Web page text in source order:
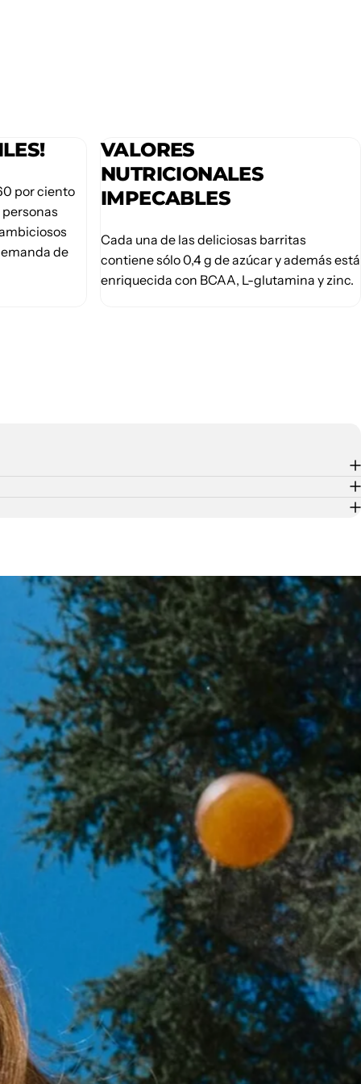
por ciento
de
VALORES
NUTRICIONALES
IMPECABLES
Cada una de las deliciosas barritas
contiene sólo 0,4 g de azúcar y además está
enriquecida con BCAA, L-glutamina y zinc.